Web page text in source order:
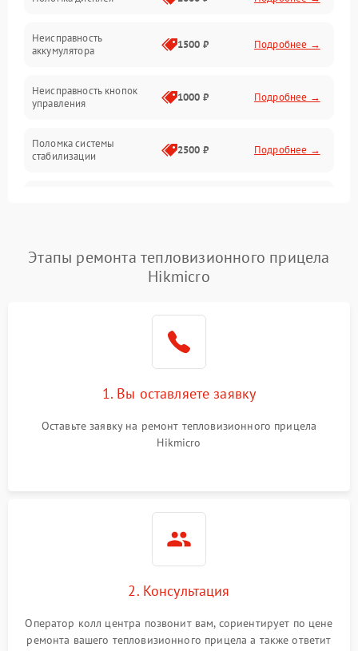
Неисправность
аккумулятора
1500 ₽ Подробнее →
Неисправность кнопок
управления
1000 ₽ Подробнее →
Поломка системы
стабилизации
2500 ₽ Подробнее →
Неисправность системы
Wi-Fi
1500 ₽ Подробнее →
1500 ₽
Неисправность системы
отключения
1500 ₽
Неисправность системы
защиты от замыкания
1500 ₽ Подробнее →
Этапы ремонта тепловизионного прицела
Hikmicro
1. Вы оставляете заявку
Оставьте заявку на ремонт тепловизионного прицела
Hikmicro
2. Консультация
Оператор колл центра позвонит вам, сориентирует по цене
ремонта вашего тепловизионного прицела а также ответит